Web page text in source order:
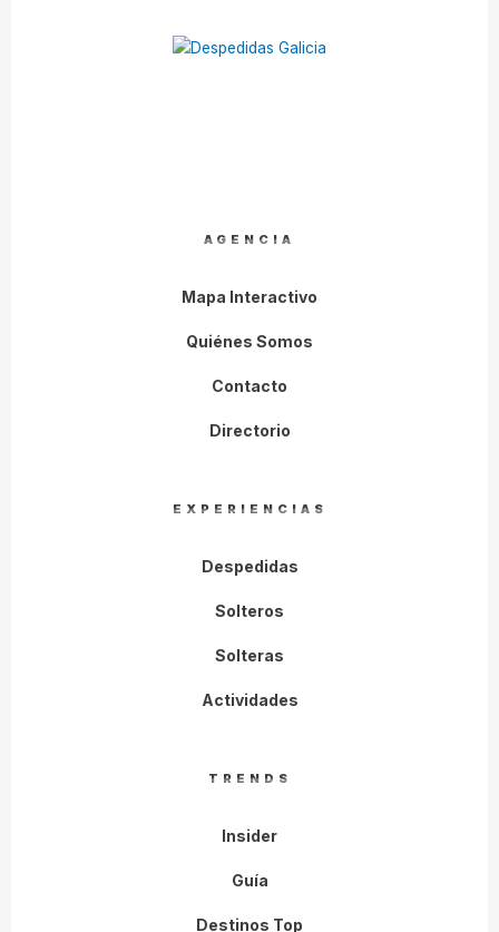
AGENCIA
Mapa Interactivo
Quiénes Somos
Contacto
Directorio
EXPERIENCIAS
Despedidas
Solteros
Solteras
Actividades
TRENDS
Insider
Guía
Destinos Top